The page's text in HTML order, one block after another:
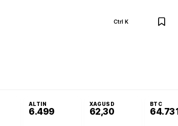
Ctrl K
ALTIN
6.499
XAGUSD
62,30
BTC
64.731